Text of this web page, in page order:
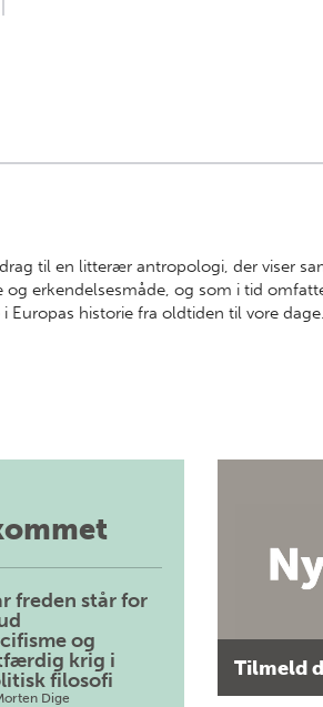
til en litterær antropologi, der viser
og erkendelsesmåde, og som i tid
Europas historie fra oldtiden til vore dage.
freden står for
og
krig i
filosofi
Dige
Tilmeld